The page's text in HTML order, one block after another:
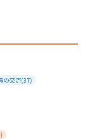
の交流(37)